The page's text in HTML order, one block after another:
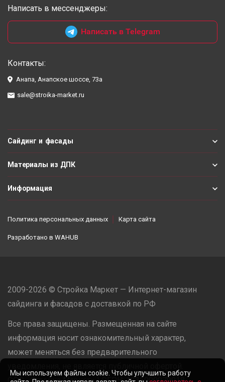
Написать в мессенджеры:
Написать в Telegram
Контакты:
Анапа, Анапское шоссе, 73а
sale@stroika-market.ru
Сайдинг и фасады
Материалы из ДПК
Информация
Политика персональных данных Карта сайта
Разработано в WAHUB
2009-2026 © Стройка Маркет — Интернет-магазин
сайдинга и фасадов с доставкой по РФ
Все права защищены. Размещенная на сайте
информация носит ознакомительный характер,
может меняться без предварительного
Мы используем файлы cookie. Чтобы улучшить работу